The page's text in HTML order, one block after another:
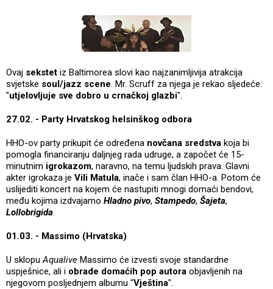
Ovaj sekstet iz Baltimorea slovi kao najzanimljivija atrakcija
svjetske soul/jazz scene. Mr. Scruff za njega je rekao sljedeće:
"utjelovljuje sve dobro u crnačkoj glazbi".
27.02. - Party Hrvatskog helsinškog odbora
HHO-ov party prikupit će određena novčana sredstva koja bi
pomogla financiranju daljnjeg rada udruge, a započet će 15-
minutnim igrokazom, naravno, na temu ljudskih prava. Glavni
akter igrokaza je Vili Matula, inače i sam član HHO-a. Potom će
uslijediti koncert na kojem će nastupiti mnogi domaći bendovi,
među kojima izdvajamo Hladno pivo, Stampedo, Šajeta,
Lollobrigida.
01.03. - Massimo (Hrvatska)
U sklopuAqualive Massimo će izvesti svoje standardne
uspješnice, ali i obrade domaćih pop autora objavljenih na
njegovom posljednjem albumu "Vještina".